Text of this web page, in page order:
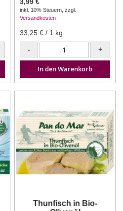
3,99 €
inkl. 10% Steuern,zzgl.
Versandkosten
33,25 € / 1 kg
- +
In den Warenkorb
Thunfisch in Bio-